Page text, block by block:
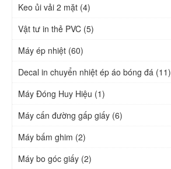
Keo ủi vải 2 mặt (4)
Vật tư in thẻ PVC (5)
Máy ép nhiệt (60)
Decal in chuyển nhiệt ép áo bóng đá (11)
Máy Đóng Huy Hiệu (1)
Máy cấn đường gấp giấy (6)
Máy bấm ghim (2)
Máy bo góc giấy (2)